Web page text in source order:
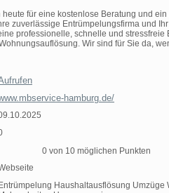
heute für eine kostenlose Beratung und
zuverlässige Entrümpelungsfirma und
professionelle, schnelle und stressfreie
Wir sind für Sie da,
hamburg.de/
0 von 10 möglichen Punkten
Entrümpelung Haushaltausflösung Umzüge